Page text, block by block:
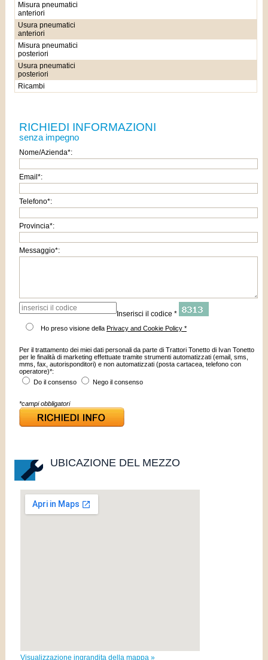
Misura pneumatici
anteriori
Usura pneumatici
anteriori
Misura pneumatici
posteriori
Usura pneumatici
posteriori
Ricambi
RICHIEDI INFORMAZIONI
senza impegno
Nome/Azienda*:
Email*:
Telefono*:
Provincia*:
Messaggio*:
Inserisci il codice *
Ho preso visione della Privacy and Cookie Policy *
Per il trattamento dei miei dati personali da parte di Trattori Tonetto di Ivan Tonetto
per le finalità di marketing effettuate tramite strumenti automatizzati (email, sms,
mms, fax, autorisponditori) e non automatizzati (posta cartacea, telefono con
operatore)*:
Do il consenso
Nego il consenso
*campi obbligatori
UBICAZIONE DEL MEZZO
Visualizzazione ingrandita della mappa »